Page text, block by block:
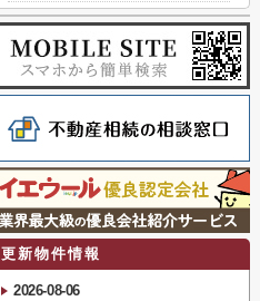
更新物件情報
2026-08-06